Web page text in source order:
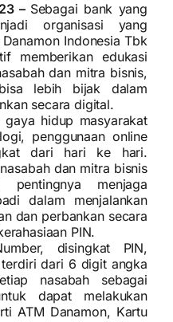
– Sebagai bank yang
organisasi yang
Indonesia Tbk
memberikan edukasi
dan mitra bisnis,
lebih bijak dalam
secara digital.
gaya hidup masyarakat
penggunaan online
dari hari ke hari.
dan mitra bisnis
menjaga
dalam menjalankan
dan perbankan secara
PIN.
disingkat PIN,
dari 6 digit angka
nasabah sebagai
dapat melakukan
ATM Danamon, Kartu